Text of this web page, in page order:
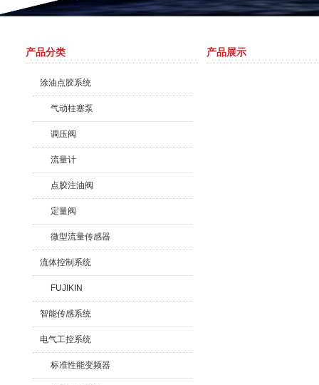
产品分类
涂油点胶系统
气动柱塞泵
调压阀
流量计
点胶注油阀
定量阀
微型流量传感器
流体控制系统
FUJIKIN
智能传感系统
电气工控系统
标准性能变频器
产品展示